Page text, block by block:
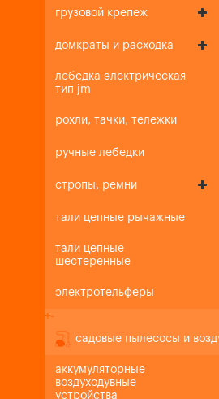
грузовой крепеж
домкраты и расходка
лебедка электрическая
тип jm
рохли, тачки, тележки
ручные лебедки
стропы, ремни
тали цепные рычажные
тали цепные
шестеренные
электротельферы
+-
садовые пылесосы и
аккумуляторные
воздуходувные
устройства